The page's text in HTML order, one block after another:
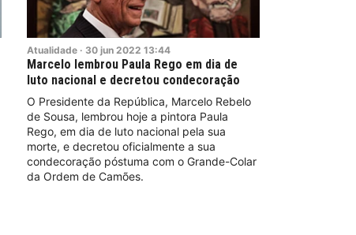
Atualidade · 30 jun 2022 13:44
Marcelo lembrou Paula Rego em dia de
luto nacional e decretou condecoração
O Presidente da República, Marcelo Rebelo
de Sousa, lembrou hoje a pintora Paula
Rego, em dia de luto nacional pela sua
morte, e decretou oficialmente a sua
condecoração póstuma com o Grande-Colar
da Ordem de Camões.